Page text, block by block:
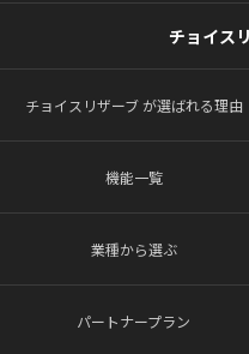
チョイス
チョイスリザーブ が選ばれる理由
機能一覧
業種から選ぶ
パートナープラン